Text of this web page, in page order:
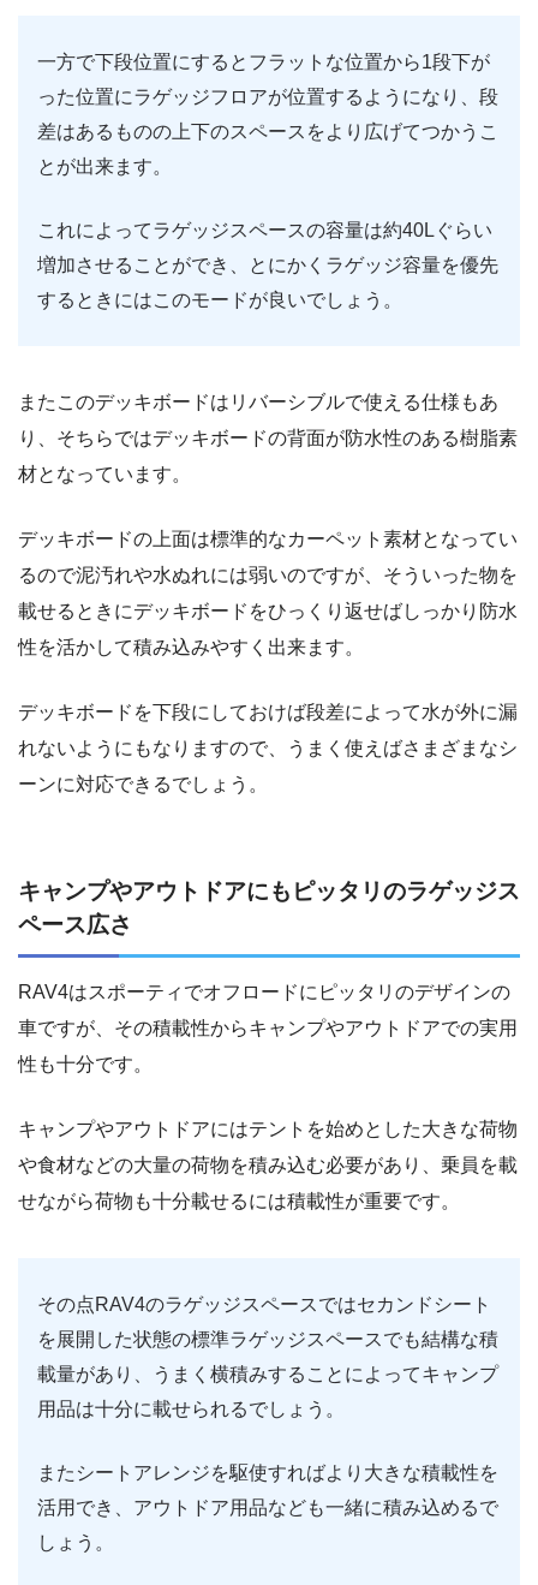
一方で下段位置にするとフラットな位置から1段下が
った位置にラゲッジフロアが位置するようになり、段
差はあるものの上下のスペースをより広げてつかうこ
とが出来ます。
これによってラゲッジスペースの容量は約40Lぐらい
増加させることができ、とにかくラゲッジ容量を優先
するときにはこのモードが良いでしょう。
またこのデッキボードはリバーシブルで使える仕様もあ
り、そちらではデッキボードの背面が防水性のある樹脂素
材となっています。
デッキボードの上面は標準的なカーペット素材となってい
るので泥汚れや水ぬれには弱いのですが、そういった物を
載せるときにデッキボードをひっくり返せばしっかり防水
性を活かして積み込みやすく出来ます。
デッキボードを下段にしておけば段差によって水が外に漏
れないようにもなりますので、うまく使えばさまざまなシ
ーンに対応できるでしょう。
キャンプやアウトドアにもピッタリのラゲッジス
ペース広さ
RAV4はスポーティでオフロードにピッタリのデザインの
車ですが、その積載性からキャンプやアウトドアでの実用
性も十分です。
キャンプやアウトドアにはテントを始めとした大きな荷物
や食材などの大量の荷物を積み込む必要があり、乗員を載
せながら荷物も十分載せるには積載性が重要です。
その点RAV4のラゲッジスペースではセカンドシート
を展開した状態の標準ラゲッジスペースでも結構な積
載量があり、うまく横積みすることによってキャンプ
用品は十分に載せられるでしょう。
またシートアレンジを駆使すればより大きな積載性を
活用でき、アウトドア用品なども一緒に積み込めるで
しょう。